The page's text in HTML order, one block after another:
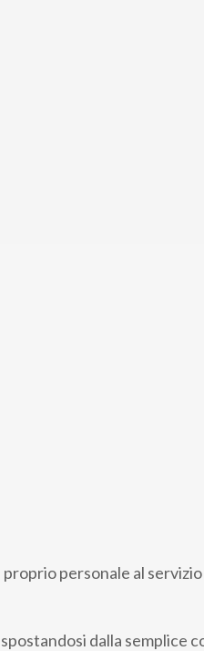
personale al
dalla semplice